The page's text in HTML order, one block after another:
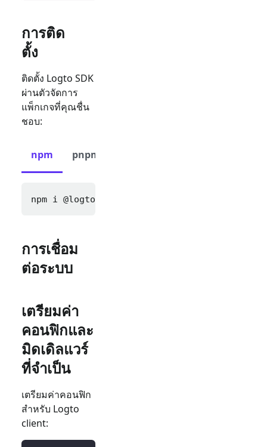
การติด
ตั้ง
ติดตั้ง Logto SDK
ผ่านตัวจัดการ
แพ็กเกจที่คุณชื่น
ชอบ:
npm pnpm
npm i @logto/express cookie-parser express-
การเชื่อม
ต่อระบบ
เตรียมค่า
คอนฟิกและ
มิดเดิลแวร์
ที่จำเป็น
เตรียมค่าคอนฟิก
สำหรับ Logto
client: